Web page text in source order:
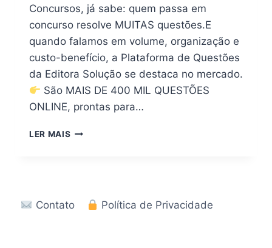
Concursos, já sabe: quem passa em
concurso resolve MUITAS questões.E
quando falamos em volume, organização e
custo-benefício, a Plataforma de Questões
da Editora Solução se destaca no mercado.
São MAIS DE 400 MIL QUESTÕES
ONLINE, prontas para…
LER MAIS PLATAFORMA
CONCURSOS
Contato Política de Privacidade